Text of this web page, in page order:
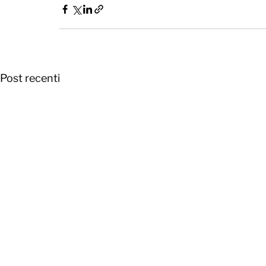
Post recenti